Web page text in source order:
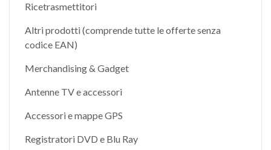
Ricetrasmettitori
Altri prodotti (comprende tutte le offerte senza
codice EAN)
Merchandising & Gadget
Antenne TV e accessori
Accessori e mappe GPS
Registratori DVD e Blu Ray